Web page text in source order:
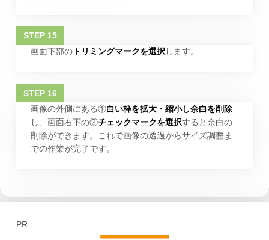
画面下部のトリミングマークを選択します。
画像の外側にある①白い枠を拡大・縮小し余白を削除
し、画面右下の②チェックマークを選択すると余白の
削除ができます。これで画像の透過からサイズ調整ま
での作業が完了です。
PR